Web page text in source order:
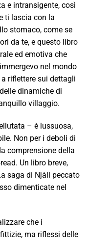
e intransigente, così
ti lascia con la
stomaco, come se
da te, e questo libro
ed emotiva che
nel mondo
riflettere sui dettagli
dinamiche di
villaggio.
– è lussuosa,
Non per i deboli di
comprensione della
Un libro breve,
saga di Njàll peccato
dimenticate nel
che i
ma riflessi delle